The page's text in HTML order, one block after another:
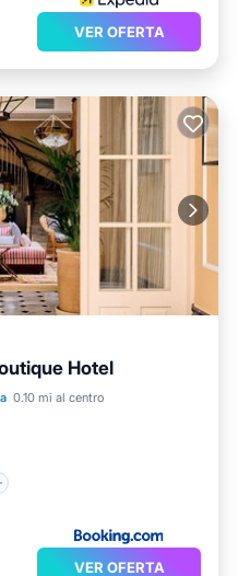
VER OFERTA
Hotel
0.10 mi al centro
VER OFERTA